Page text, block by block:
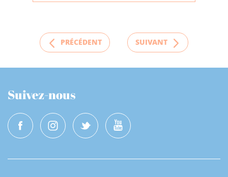
PRÉCÉDENT SUIVANT
Suivez-nous